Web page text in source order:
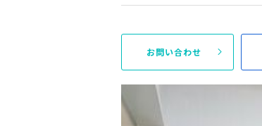
お問い合わせ